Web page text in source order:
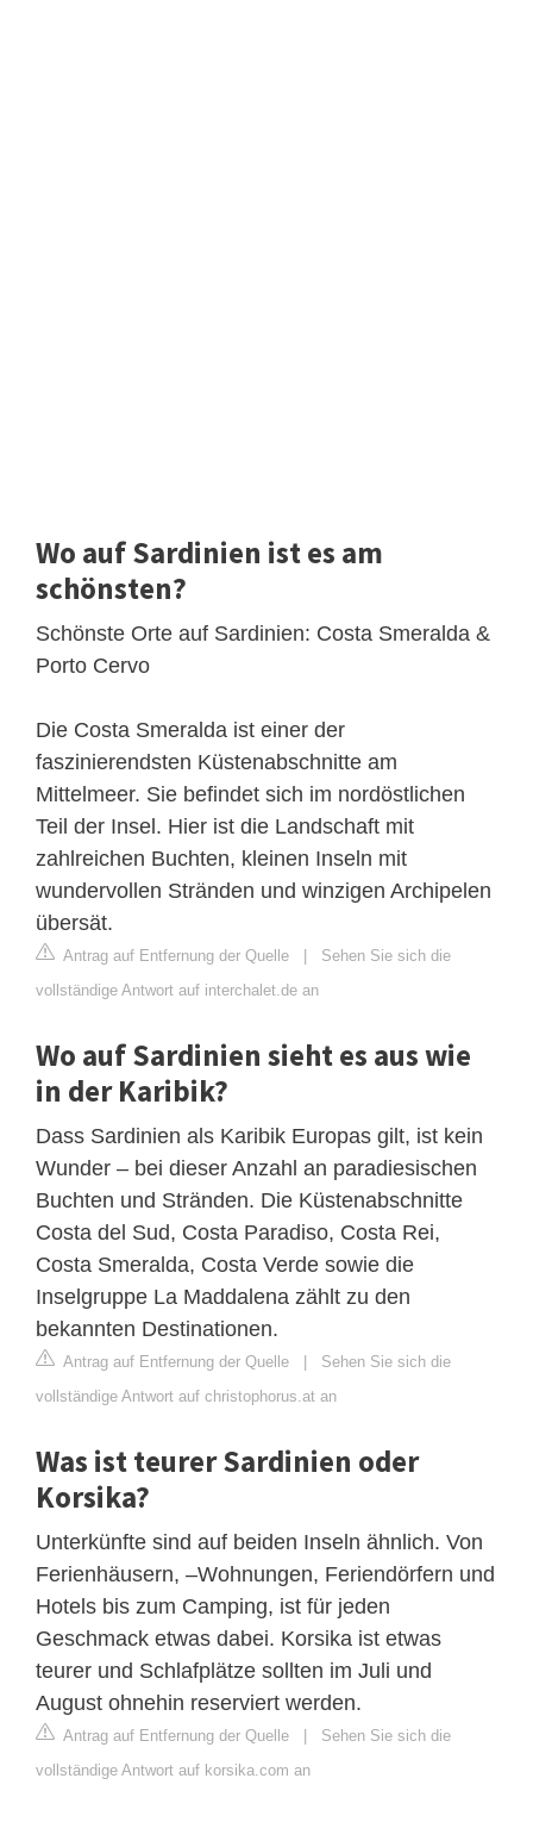
Wo auf Sardinien ist es am
schönsten?
Schönste Orte auf Sardinien: Costa Smeralda &
Porto Cervo
Die Costa Smeralda ist einer der
faszinierendsten Küstenabschnitte am
Mittelmeer. Sie befindet sich im nordöstlichen
Teil der Insel. Hier ist die Landschaft mit
zahlreichen Buchten, kleinen Inseln mit
wundervollen Stränden und winzigen Archipelen
übersät.
Antrag auf Entfernung der Quelle | Sehen Sie sich die
vollständige Antwort auf interchalet.de an
Wo auf Sardinien sieht es aus wie
in der Karibik?
Dass Sardinien als Karibik Europas gilt, ist kein
Wunder – bei dieser Anzahl an paradiesischen
Buchten und Stränden. Die Küstenabschnitte
Costa del Sud, Costa Paradiso, Costa Rei,
Costa Smeralda, Costa Verde sowie die
Inselgruppe La Maddalena zählt zu den
bekannten Destinationen.
Antrag auf Entfernung der Quelle | Sehen Sie sich die
vollständige Antwort auf christophorus.at an
Was ist teurer Sardinien oder
Korsika?
Unterkünfte sind auf beiden Inseln ähnlich. Von
Ferienhäusern, –Wohnungen, Feriendörfern und
Hotels bis zum Camping, ist für jeden
Geschmack etwas dabei. Korsika ist etwas
teurer und Schlafplätze sollten im Juli und
August ohnehin reserviert werden.
Antrag auf Entfernung der Quelle | Sehen Sie sich die
vollständige Antwort auf korsika.com an